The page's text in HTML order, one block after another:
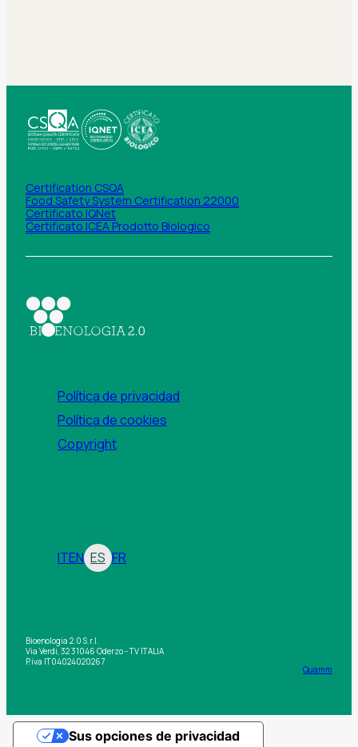
Certification CSQA
Food Safety System Certification 22000
Certificato IQNet
Certificato ICEA Prodotto Biologico
Política de privacidad
Política de cookies
Copyright
ITEN ES FR
Bioenologia 2.0 S.r.l.
Via Verdi, 32 31046 Oderzo - TV ITALIA
P.iva IT04024020267
Quamm
Sus opciones de privacidad